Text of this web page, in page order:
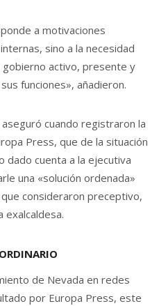
a motivaciones
sino a la necesidad
gobierno activo, presente y
funciones», añadieron.
cuando registraron la
Press, que de la situación
dado cuenta a la ejecutiva
una «solución ordenada»
consideraron preceptivo,
exalcaldesa.
de Nevada en redes
por Europa Press, este